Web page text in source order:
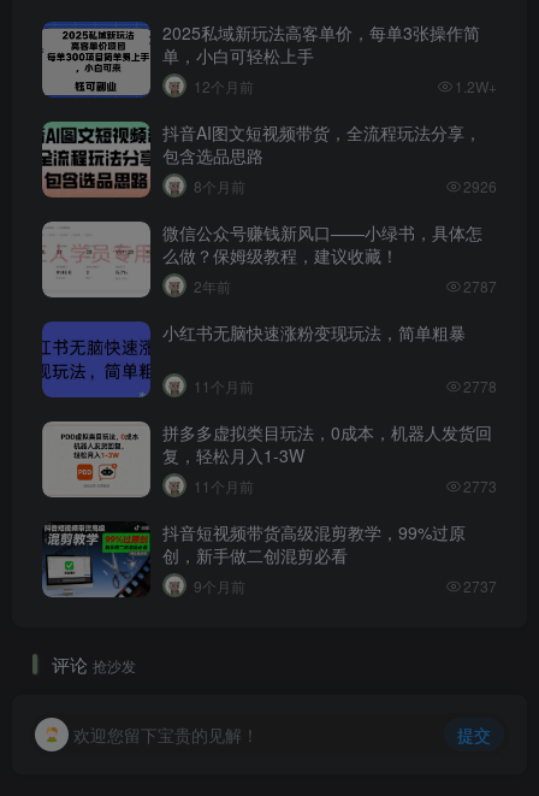
2025私域新玩法高客单价，每单3张操作简
单，小白可轻松上手
12个月前 1.2W+
抖音AI图文短视频带货，全流程玩法分享，
包含选品思路
8个月前 2926
微信公众号赚钱新风口——小绿书，具体怎
么做？保姆级教程，建议收藏！
2年前 2787
小红书无脑快速涨粉变现玩法，简单粗暴
11个月前 2778
拼多多虚拟类目玩法，0成本，机器人发货回
复，轻松月入1-3W
11个月前 2773
抖音短视频带货高级混剪教学，99%过原
创，新手做二创混剪必看
9个月前 2737
评论 抢沙发
欢迎您留下宝贵的见解！ 提交